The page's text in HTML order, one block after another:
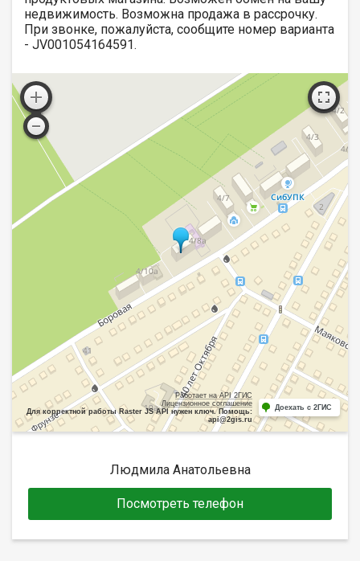
недвижимость. Возможна продажа в рассрочку.
При звонке, пожалуйста, сообщите номер варианта
- JV001054164591.
Работает на API 2ГИС
Лицензионное соглашение
Для корректной работы Raster JS API нужен ключ. Помощь:
api@2gis.ru
Доехать с 2ГИС
Людмила Анатольевна
Посмотреть телефон